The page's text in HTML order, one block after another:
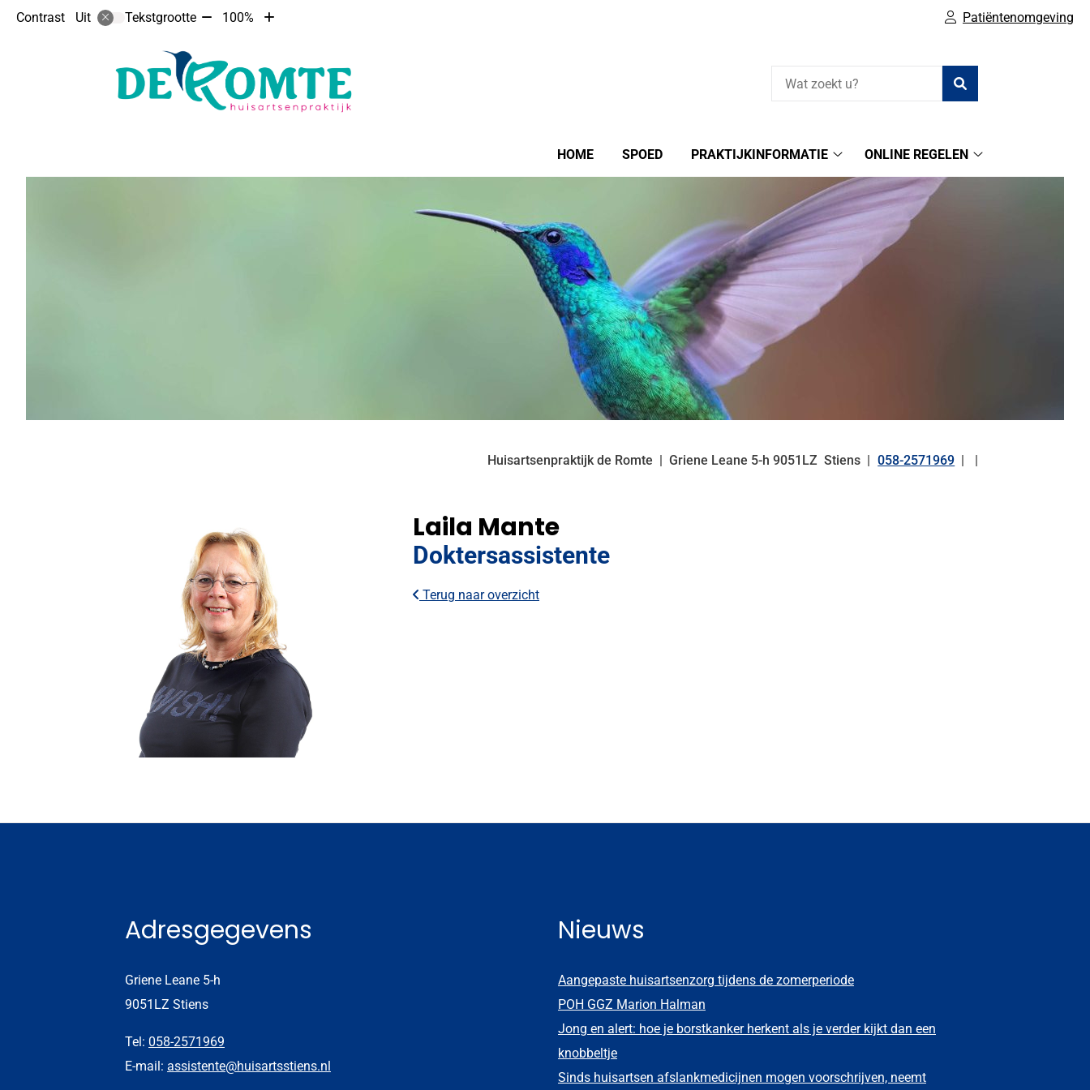
Contrast Uit Tekstgrootte Tekst
10%
100%
Tekst
10%
Patiëntenomgeving
HOME SPOED
PRAKTIJKINFORMATIE
submenu
ONLINE REGELEN
Huisartsenpraktijk de Romte Griene Leane 5-h 9051LZ Stiens Tel:
058-2571969
Laila Mante
Doktersassistente
Terug naar overzicht
Adresgegevens
Griene Leane 5-h
9051LZ Stiens
Tel: 058-2571969
E-mail: assistente@huisartsstiens.nl
Nieuws
Aangepaste huisartsenzorg tijdens de zomerperiode
POH GGZ Marion Halman
Jong en alert: hoe je borstkanker herkent als je verder kijkt dan een
knobbeltje
Sinds huisartsen afslankmedicijnen mogen voorschrijven, neemt